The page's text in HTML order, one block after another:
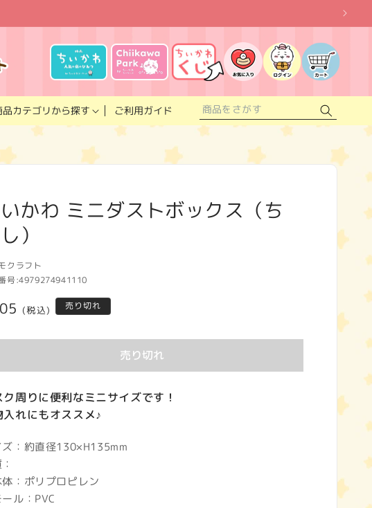
品カテゴリから探す ご利用ガイド
入
り
ス
ト
グ
イ
カ
ー
ト
かわ ミニダストボックス（ち
）
クラフト
号:4979274941110
(税込) 売り切れ
売り切れ
ク周りに便利なミニサイズです！
入れにもオススメ♪
ズ：約直径130×H135mm
：ポリプロピレン
ル：PVC